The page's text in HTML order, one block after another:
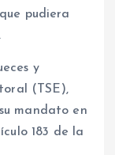
pudiera
y
(TSE),
mandato en
183 de la